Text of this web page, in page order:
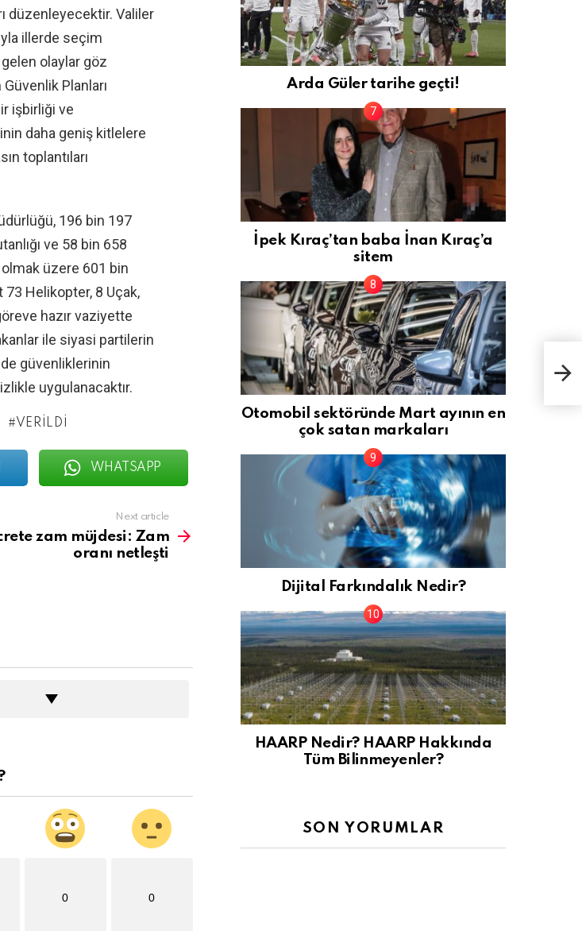
düzenleyecektir. Valiler
illerde seçim
olaylar göz
Planları
işbirliği ve
daha geniş kitlelere
toplantıları
196 bin 197
ve 58 bin 658
üzere 601 bin
Helikopter, 8 Uçak,
hazır vaziyette
ile siyasi partilerin
güvenliklerinin
uygulanacaktır.
VERILDI
WHATSAPP
Next article
zam müjdesi: Zam
oranı netleşti
0 0
Arda Güler tarihe geçti!
İpek Kıraç’tan baba İnan Kıraç’a
sitem
Otomobil sektöründe Mart ayının en
çok satan markaları
Dijital Farkındalık Nedir?
HAARP Nedir? HAARP Hakkında
Tüm Bilinmeyenler?
SON YORUMLAR